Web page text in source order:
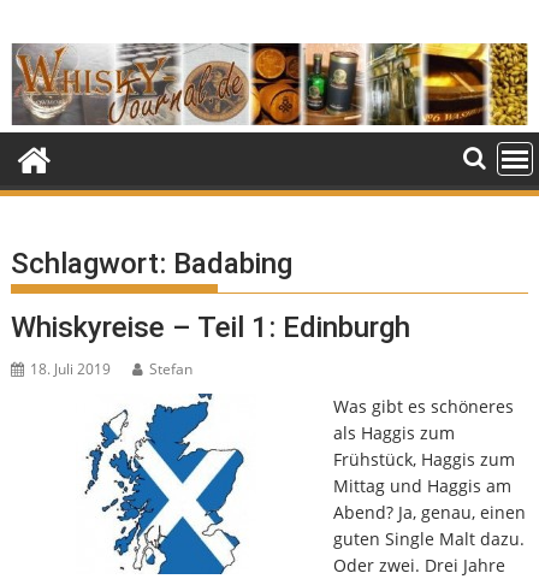
to
content
Schlagwort: Badabing
Whiskyreise – Teil 1: Edinburgh
18. Juli 2019 Stefan
Was gibt es schöneres
als Haggis zum
Frühstück, Haggis zum
Mittag und Haggis am
Abend? Ja, genau, einen
guten Single Malt dazu.
Oder zwei. Drei Jahre